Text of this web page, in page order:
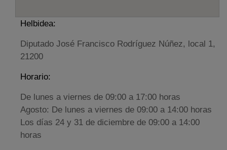
Helbidea:
Diputado José Francisco Rodríguez Núñez, local 1,
21200
Horario:
De lunes a viernes de 09:00 a 17:00 horas
Agosto: De lunes a viernes de 09:00 a 14:00 horas
Los días 24 y 31 de diciembre de 09:00 a 14:00
horas